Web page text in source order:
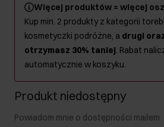
Więcej produktów = więcej
Kup min. 2 produkty z kategorii
kosmetyczki podróżne, a drugi
otrzymasz 30% taniej. Rabat
automatycznie w koszyku.
Produkt niedostępny
Powiadom mnie o dostępności mailem.